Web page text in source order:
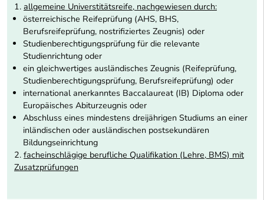
1. allgemeine Universtitätsreife, nachgewiesen durch:
österreichische Reifeprüfung (AHS, BHS,
Berufsreifeprüfung, nostrifiziertes Zeugnis) oder
Studienberechtigungsprüfung für die relevante
Studienrichtung oder
ein gleichwertiges ausländisches Zeugnis (Reifeprüfung,
Studienberechtigungsprüfung, Berufsreifeprüfung) oder
international anerkanntes Baccalaureat (IB) Diploma oder
Europäisches Abiturzeugnis oder
Abschluss eines mindestens dreijährigen Studiums an einer
inländischen oder ausländischen postsekundären
Bildungseinrichtung
2. facheinschlägige berufliche Qualifikation (Lehre, BMS) mit
Zusatzprüfungen